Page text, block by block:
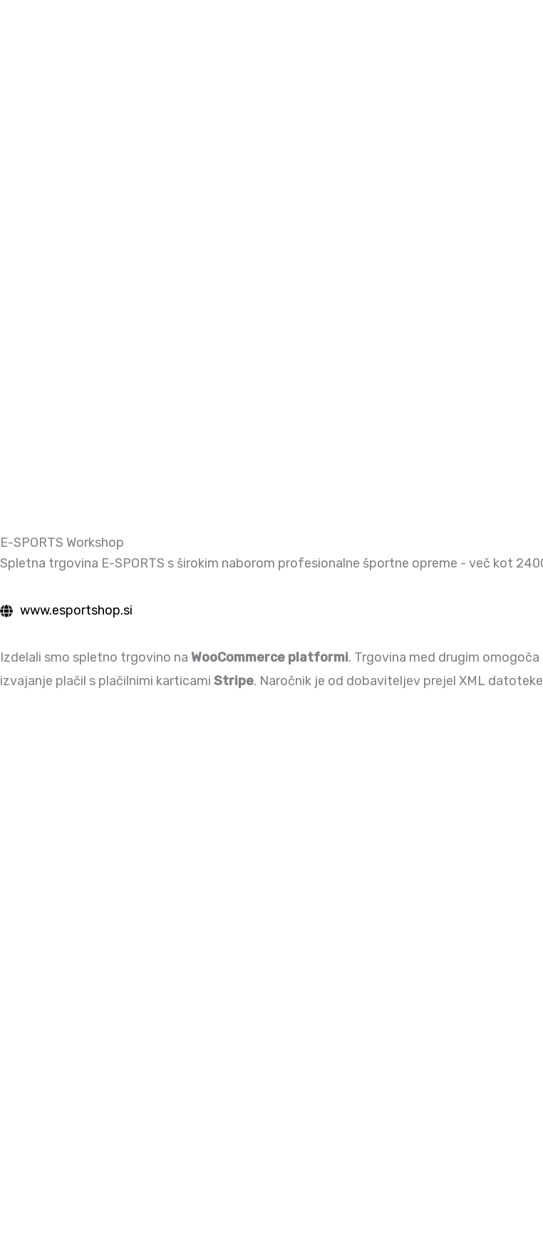
E-SPORTS Workshop
Spletna trgovina E-SPORTS s širokim naborom profesionalne športne opreme - več kot
www.esportshop.si
Izdelali smo spletno trgovino na WooCommerce platformi. Trgovina med drugim
izvajanje plačil s plačilnimi karticami Stripe. Naročnik je od dobaviteljev prejel XML